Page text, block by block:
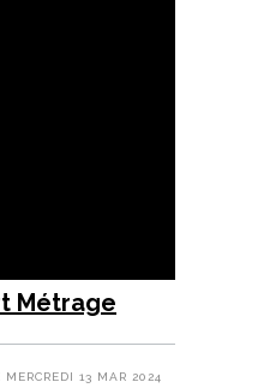
Métrage
MERCREDI 13 MAR 2024